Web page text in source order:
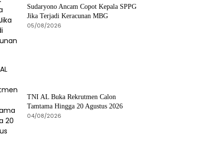
Sudaryono Ancam Copot Kepala SPPG
Jika Terjadi Keracunan MBG
05/08/2026
TNI AL Buka Rekrutmen Calon
Tamtama Hingga 20 Agustus 2026
04/08/2026